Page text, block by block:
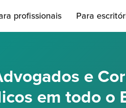
profissionais Para
e
em todo o